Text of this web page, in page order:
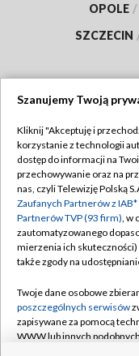
OPOLE /
SZCZECIN
Abonament TVP
Emisja w TVP
Centrum informacji
Naziemna
Rada Programowa
System NOS
Szanujemy Twoją
Kliknij "Akceptuję i
korzystanie z technologii
dostęp do informacji na
przechowywanie oraz na
nas, czyli Telewizję Polską
Zaufanych Partnerów z
Partnerów TVP (93 firm), w
zautomatyzowanego
mierzenia ich skuteczności)
także zgody na
Twoje dane osobowe
poszczególnych serwisów
zapisywane za pomocą
WWW lub innych